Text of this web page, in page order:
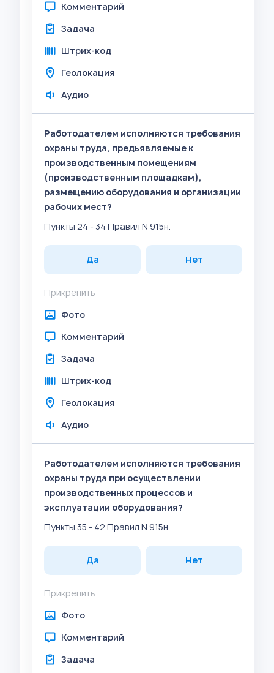
Комментарий
Задача
Штрих-код
Геолокация
Аудио
Работодателем исполняются требования
охраны труда, предъявляемые к
производственным помещениям
(производственным площадкам),
размещению оборудования и организации
рабочих мест?
Пункты 24 - 34 Правил N 915н.
Да Нет
Прикрепить
Фото
Комментарий
Задача
Штрих-код
Геолокация
Аудио
Работодателем исполняются требования
охраны труда при осуществлении
производственных процессов и
эксплуатации оборудования?
Пункты 35 - 42 Правил N 915н.
Да Нет
Прикрепить
Фото
Комментарий
Задача